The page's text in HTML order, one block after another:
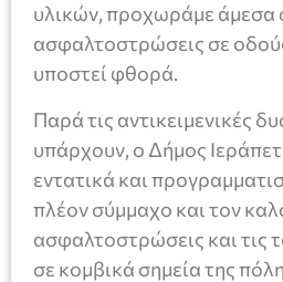
υλικών, προχωράμε άμεσα
ασφαλτοστρώσεις σε
υποστεί φθορά.
Παρά τις αντικειμενικές
υπάρχουν, ο Δήμος
εντατικά και
πλέον σύμμαχο και τον
ασφαλτοστρώσεις και τις
σε κομβικά σημεία της